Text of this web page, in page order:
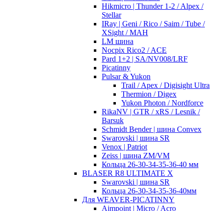
Hikmicro | Thunder 1-2 / Alpex /
Stellar
IRay | Geni / Rico / Saim / Tube /
XSight / MAH
LM шина
Nocpix Rico2 / ACE
Pard 1+2 | SA/NV008/LRF
Picatinny
Pulsar & Yukon
Trail / Apex / Digisight Ultra
Thermion / Digex
Yukon Photon / Nordforce
RikaNV | GTR / xRS / Lesnik /
Barsuk
Schmidt Bender | шина Convex
Swarovski | шина SR
Venox | Patriot
Zeiss | шина ZM/VM
Кольца 26-30-34-35-36-40 мм
BLASER R8 ULTIMATE X
Swarovski | шина SR
Кольца 26-30-34-35-36-40мм
Для WEAVER-PICATINNY
Aimpoint | Micro / Acro